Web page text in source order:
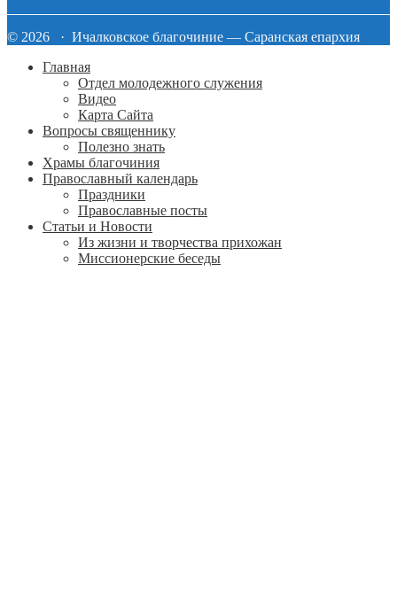
© 2026 · Ичалковское благочиние — Саранская епархия
Главная
Отдел молодежного служения
Видео
Карта Сайта
Вопросы священнику
Полезно знать
Храмы благочиния
Православный календарь
Праздники
Православные посты
Статьи и Новости
Из жизни и творчества прихожан
Миссионерские беседы